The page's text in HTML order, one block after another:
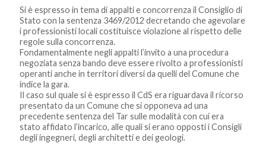
Si è espresso in tema di appalti e concorrenza il Consiglio di
Stato con la sentenza 3469/2012 decretando che agevolare
i professionisti locali costituisce violazione al rispetto delle
regole sulla concorrenza.
Fondamentalmente negli appalti l’invito a una procedura
negoziata senza bando deve essere rivolto a professionisti
operanti anche in territori diversi da quelli del Comune che
indice la gara.
Il caso sul quale si è espresso il CdS era riguardava il ricorso
presentato da un Comune che si opponeva ad una
precedente sentenza del Tar sulle modalità con cui era
stato affidato l’incarico, alle quali si erano opposti i Consigli
degli ingegneri, degli architetti e dei geologi.